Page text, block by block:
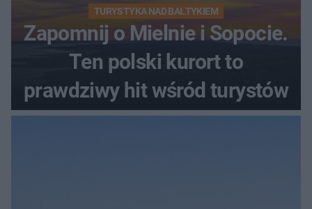
TURYSTYKA NAD BAŁTYKIEM
Zapomnij o Mielnie i Sopocie.
Ten polski kurort to
prawdziwy hit wśród turystów